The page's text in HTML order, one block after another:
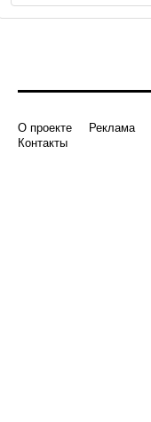
О проекте Реклама
Контакты